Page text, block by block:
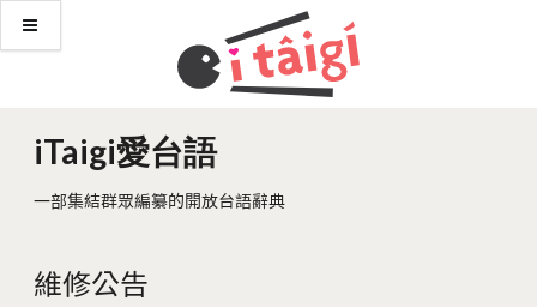
iTaigi愛台語
一部集結群眾編纂的開放台語辭典
維修公告